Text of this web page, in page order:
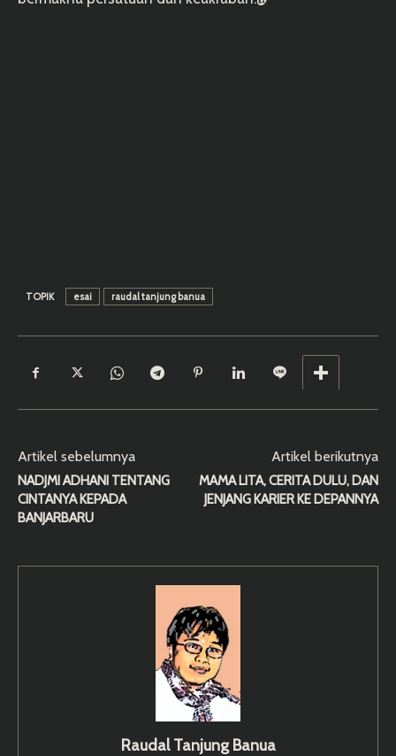
TOPIK esai raudal tanjung banua
Artikel sebelumnya
NADJMI ADHANI TENTANG
CINTANYA KEPADA
BANJARBARU
Artikel berikutnya
MAMA LITA, CERITA DULU, DAN
JENJANG KARIER KE DEPANNYA
Raudal Tanjung Banua